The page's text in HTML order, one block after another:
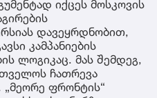
იქცეს მოსკოვის
დავეყრდნობით,
კამპანიების
ლოგიკაც. მას შემდეგ,
ჩათრევა
„მეორე ფრონტის“